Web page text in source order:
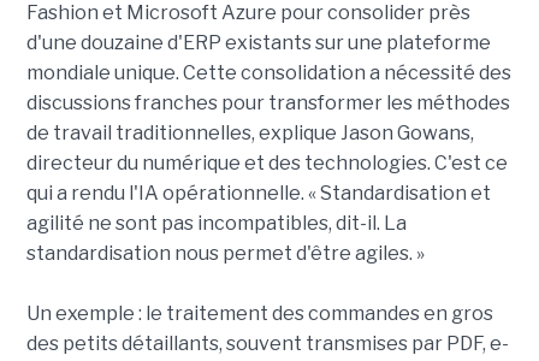
Fashion et Microsoft Azure pour consolider près
d'une douzaine d'ERP existants sur une plateforme
mondiale unique. Cette consolidation a nécessité des
discussions franches pour transformer les méthodes
de travail traditionnelles, explique Jason Gowans,
directeur du numérique et des technologies. C'est ce
qui a rendu l'IA opérationnelle. « Standardisation et
agilité ne sont pas incompatibles, dit-il. La
standardisation nous permet d'être agiles. »
Un exemple : le traitement des commandes en gros
des petits détaillants, souvent transmises par PDF, e-